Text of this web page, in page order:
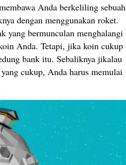
Anda berkeliling sebuah
dengan menggunakan roket.
yang bermunculan menghalangi
Anda. Tetapi, jika koin cukup
bank itu. Sebaliknya jikalau
cukup, Anda harus memulai